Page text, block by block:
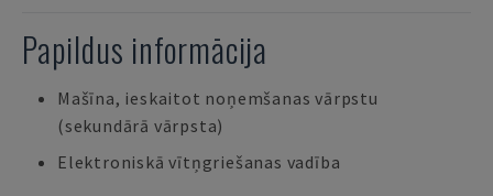
Papildus informācija
Mašīna, ieskaitot noņemšanas vārpstu
(sekundārā vārpsta)
Elektroniskā vītņgriešanas vadība